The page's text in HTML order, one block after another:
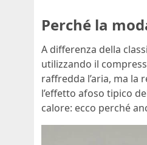
Perché la
A differenza della
utilizzando il
raffredda l’aria, ma
l’effetto afoso tipico
calore: ecco perché